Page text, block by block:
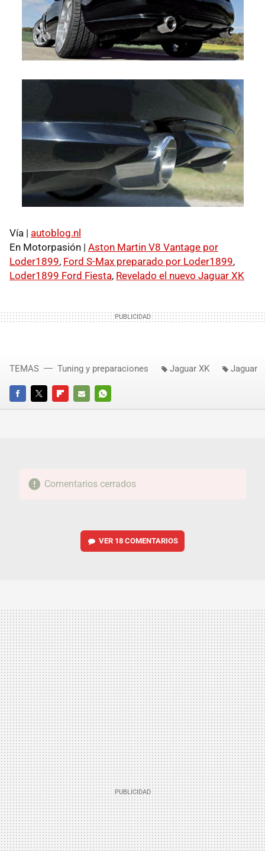
Vía | autoblog.nl
En Motorpasión | Aston Martin V8 Vantage por
Loder1899, Ford S-Max preparado por Loder1899,
Loder1899 Ford Fiesta, Revelado el nuevo Jaguar XK
FACEBOOKTWITTERFLIPBOARD
E-
WHATSAPP
TEMAS Tuning y preparaciones Jaguar XK Jaguar
Comentarios cerrados
VER 18 COMENTARIOS